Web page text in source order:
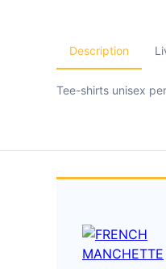
Description
Tee-shirts unisex